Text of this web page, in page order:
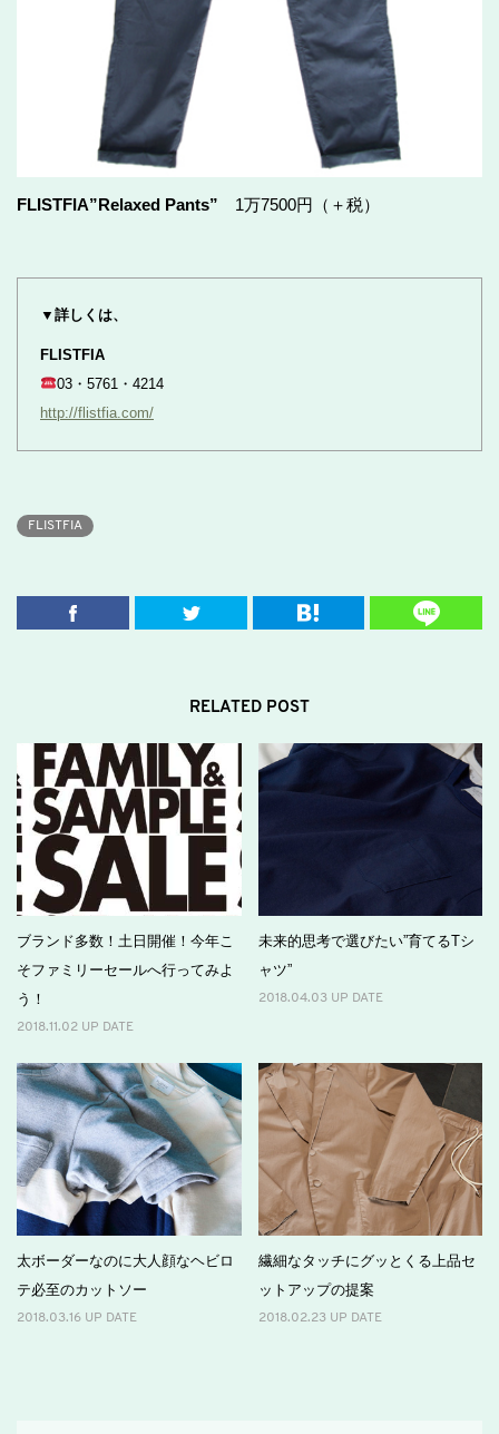
FLISTFIA”Relaxed Pants” 1万7500円（＋税）
▼詳しくは、
FLISTFIA
03・5761・4214
http://flistfia.com/
FLISTFIA
RELATED POST
ブランド多数！土日開催！今年こ
そファミリーセールへ行ってみよ
う！
2018.11.02 UP DATE
未来的思考で選びたい”育てるTシ
ャツ”
2018.04.03 UP DATE
太ボーダーなのに大人顔なヘビロ
テ必至のカットソー
2018.03.16 UP DATE
繊細なタッチにグッとくる上品セ
ットアップの提案
2018.02.23 UP DATE